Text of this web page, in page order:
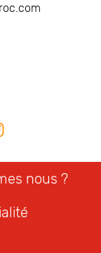
nous ?